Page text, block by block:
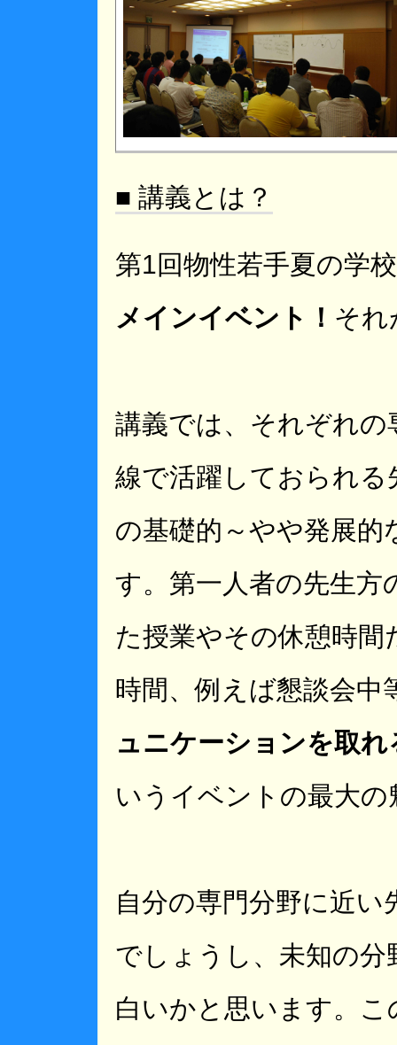
■ 講義とは？
第1回物性若手夏の学
メインイベント！ それ
講義では、それぞれの
線で活躍しておられる
の基礎的～やや発展
す。第一人者の先生方
た授業やその休憩時
時間、例えば懇談会中
ュニケーションを取れ
いうイベントの最大
自分の専門分野に近
でしょうし、未知の
白いかと思います。